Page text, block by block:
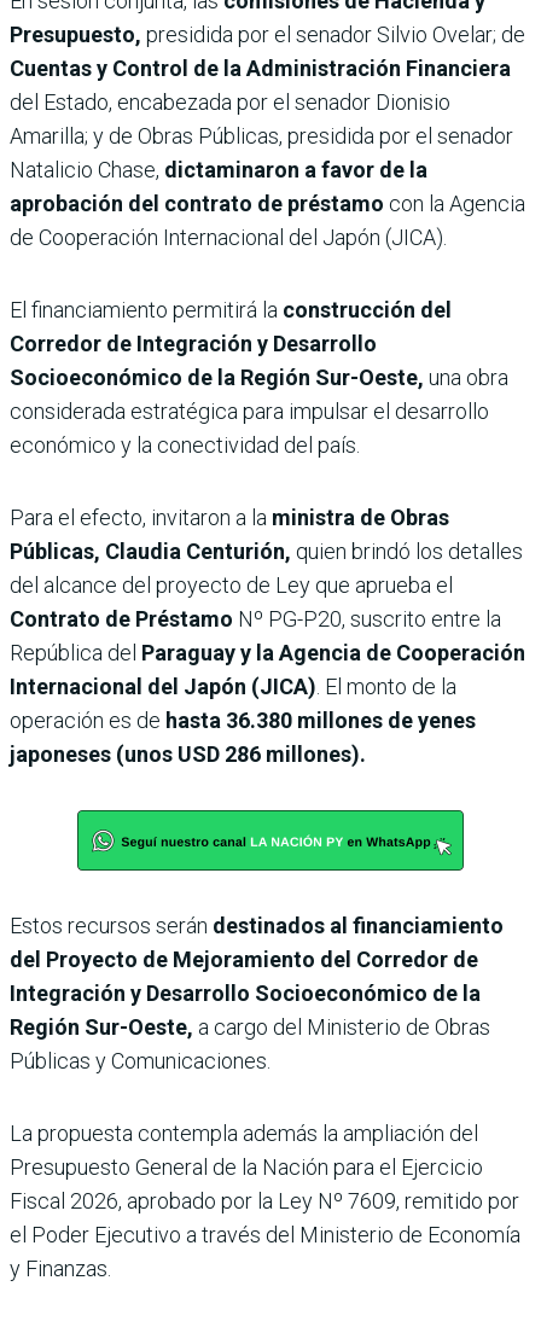
Presupuesto, presidida por el senador Silvio Ovelar; de
Cuentas y Control de la Administración Financiera
del Estado, encabezada por el senador Dionisio
Amarilla; y de Obras Públicas, presidida por el senador
Natalicio Chase, dictaminaron a favor de la
aprobación del contrato de préstamo con la Agencia
de Cooperación Internacional del Japón (JICA).
El financiamiento permitirá la construcción del
Corredor de Integración y Desarrollo
Socioeconómico de la Región Sur-Oeste, una obra
considerada estratégica para impulsar el desarrollo
económico y la conectividad del país.
Para el efecto, invitaron a la ministra de Obras
Públicas, Claudia Centurión, quien brindó los detalles
del alcance del proyecto de Ley que aprueba el
Contrato de Préstamo Nº PG-P20, suscrito entre la
República del Paraguay y la Agencia de Cooperación
Internacional del Japón (JICA). El monto de la
operación es de hasta 36.380 millones de yenes
japoneses (unos USD 286 millones).
Estos recursos serán destinados al financiamiento
del Proyecto de Mejoramiento del Corredor de
Integración y Desarrollo Socioeconómico de la
Región Sur-Oeste, a cargo del Ministerio de Obras
Públicas y Comunicaciones.
La propuesta contempla además la ampliación del
Presupuesto General de la Nación para el Ejercicio
Fiscal 2026, aprobado por la Ley Nº 7609, remitido por
el Poder Ejecutivo a través del Ministerio de Economía
y Finanzas.